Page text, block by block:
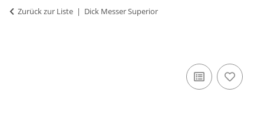
Zurück zur Liste Dick Messer Superior